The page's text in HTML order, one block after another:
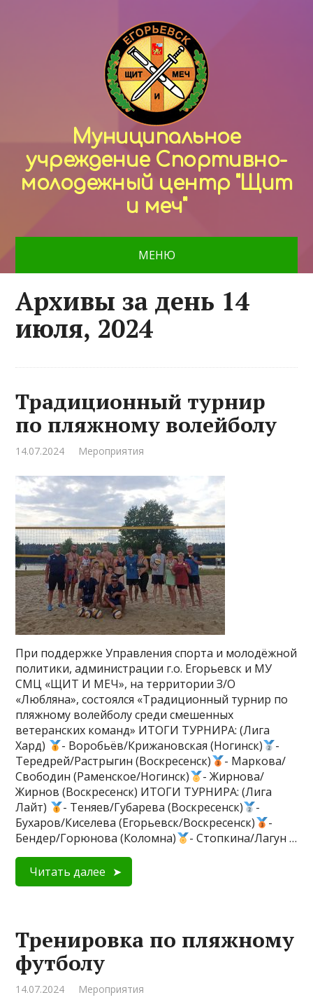
Муниципальное
учреждение Спортивно-
молодежный центр "Щит
и меч"
МЕНЮ
Архивы за день 14
июля, 2024
Традиционный турнир
по пляжному волейболу
14.07.2024 Мероприятия
При поддержке Управления спорта и молодёжной
политики, администрации г.о. Егорьевск и МУ
СМЦ «ЩИТ И МЕЧ», на территории З/О
«Любляна», состоялся «Традиционный турнир по
пляжному волейболу среди смешенных
ветеранских команд» ИТОГИ ТУРНИРА: (Лига
Хард)
- Воробьёв/Крижановская (Ногинск)
-
Тередрей/Растрыгин (Воскресенск)
- Маркова/
Свободин (Раменское/Ногинск)
- Жирнова/
Жирнов (Воскресенск) ИТОГИ ТУРНИРА: (Лига
Лайт)
- Теняев/Губарева (Воскресенск)
-
Бухаров/Киселева (Егорьевск/Воскресенск)
-
Бендер/Горюнова (Коломна)
- Стопкина/Лагун …
Читать далее
Тренировка по пляжному
футболу
14.07.2024 Мероприятия